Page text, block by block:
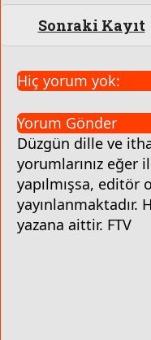
Sonraki Kayıt
Hiç yorum yok:
Yorum Gönder
Düzgün dille ve
yorumlarınız eğer
yapılmışsa, editör
yazana aittir. FTV